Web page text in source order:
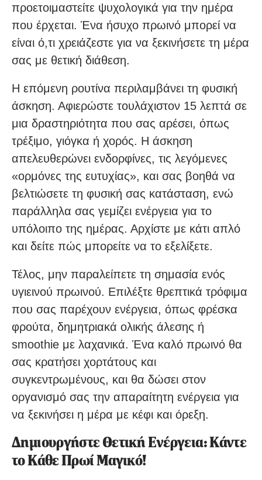
προετοιμαστείτε ψυχολογικά για την ημέρα
που έρχεται. Ένα ήσυχο πρωινό μπορεί να
είναι ό,τι χρειάζεστε για να ξεκινήσετε τη μέρα
σας με θετική διάθεση.
Η επόμενη ρουτίνα περιλαμβάνει τη φυσική
άσκηση. Αφιερώστε τουλάχιστον 15 λεπτά σε
μια δραστηριότητα που σας αρέσει, όπως
τρέξιμο, γιόγκα ή χορός. Η άσκηση
απελευθερώνει ενδορφίνες, τις λεγόμενες
«ορμόνες της ευτυχίας», και σας βοηθά να
βελτιώσετε τη φυσική σας κατάσταση, ενώ
παράλληλα σας γεμίζει ενέργεια για το
υπόλοιπο της ημέρας. Αρχίστε με κάτι απλό
και δείτε πώς μπορείτε να το εξελίξετε.
Τέλος, μην παραλείπετε τη σημασία ενός
υγιεινού πρωινού. Επιλέξτε θρεπτικά τρόφιμα
που σας παρέχουν ενέργεια, όπως φρέσκα
φρούτα, δημητριακά ολικής άλεσης ή
smoothie με λαχανικά. Ένα καλό πρωινό θα
σας κρατήσει χορτάτους και
συγκεντρωμένους, και θα δώσει στον
οργανισμό σας την απαραίτητη ενέργεια για
να ξεκινήσει η μέρα με κέφι και όρεξη.
Δημιουργήστε Θετική Ενέργεια: Κάντε
το Κάθε Πρωί Μαγικό!